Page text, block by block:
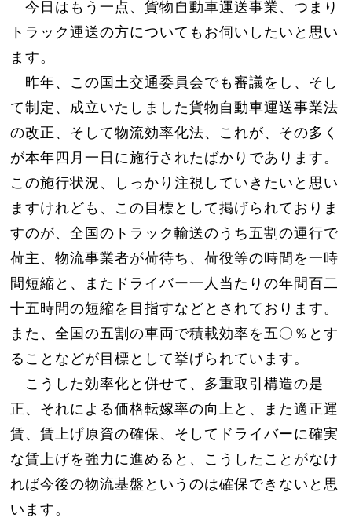
今日はもう一点、貨物自動車運送事業、つまり
トラック運送の方についてもお伺いしたいと思い
ます。
昨年、この国土交通委員会でも審議をし、そし
て制定、成立いたしました貨物自動車運送事業法
の改正、そして物流効率化法、これが、その多く
が本年四月一日に施行されたばかりであります。
この施行状況、しっかり注視していきたいと思い
ますけれども、この目標として掲げられておりま
すのが、全国のトラック輸送のうち五割の運行で
荷主、物流事業者が荷待ち、荷役等の時間を一時
間短縮と、またドライバー一人当たりの年間百二
十五時間の短縮を目指すなどとされております。
また、全国の五割の車両で積載効率を五〇％とす
ることなどが目標として挙げられています。
こうした効率化と併せて、多重取引構造の是
正、それによる価格転嫁率の向上と、また適正運
賃、賃上げ原資の確保、そしてドライバーに確実
な賃上げを強力に進めると、こうしたことがなけ
れば今後の物流基盤というのは確保できないと思
います。